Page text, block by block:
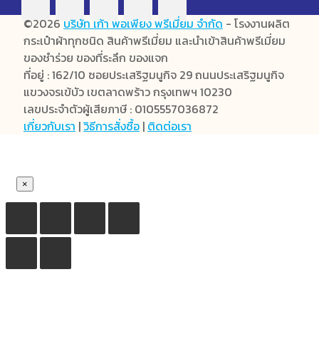
©2026 บริษัท เก้า พอเพียง พรีเมี่ยม จำกัด - โรงงานผลิต
กระเป๋าผ้าทุกชนิด สินค้าพรีเมี่ยม และนำเข้าสินค้าพรีเมี่ยม
ของชำร่วย ของที่ระลึก ของแจก
ที่อยู่ : 162/10 ซอยประเสริฐมนูกิจ 29 ถนนประเสริฐมนูกิจ
แขวงจรเข้บัว เขตลาดพร้าว กรุงเทพฯ 10230
เลขประจำตัวผู้เสียภาษี : 0105557036872
เกี่ยวกับเรา |วิธีการสั่งซื้อ | ติดต่อเรา
×